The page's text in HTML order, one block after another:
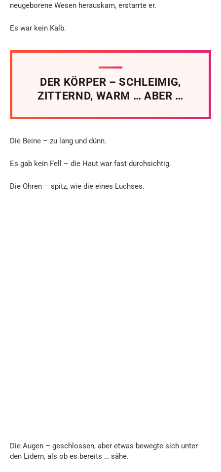
neugeborene Wesen herauskam, erstarrte er.
Es war kein Kalb.
DER KÖRPER – SCHLEIMIG,
ZITTERND, WARM … ABER …
Die Beine – zu lang und dünn.
Es gab kein Fell – die Haut war fast durchsichtig.
Die Ohren – spitz, wie die eines Luchses.
Die Augen – geschlossen, aber etwas bewegte sich unter
den Lidern, als ob es bereits … sähe.